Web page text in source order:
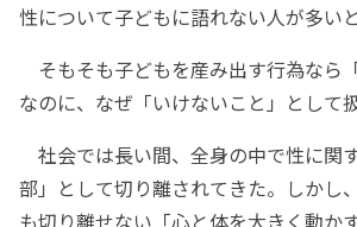
性について子どもに語れない人が多いと
そもそも子どもを産み出す行為なら
なのに、なぜ「いけないこと」として
社会では長い間、全身の中で性に関
部」として切り離されてきた。しかし
も切り離せない「心と体を大きく動か